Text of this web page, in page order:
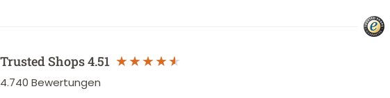
Trusted Shops4.51
4.740 Bewertungen